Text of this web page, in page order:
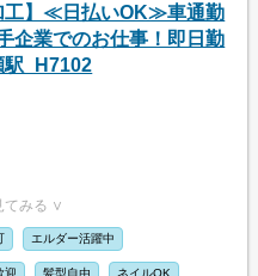
工】≪日払いOK≫車通勤
企業でのお仕事！即日勤
_H7102
てみる ∨
エルダー活躍中